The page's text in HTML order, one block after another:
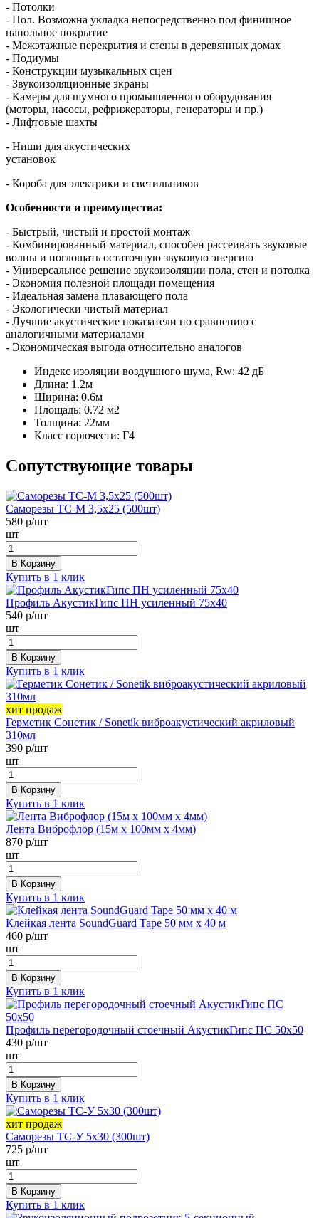
- Потолки
- Пол. Возможна укладка непосредственно под финишное
напольное покрытие
- Межэтажные перекрытия и стены в деревянных домах
- Подиумы
- Конструкции музыкальных сцен
- Звукоизоляционные экраны
- Камеры для шумного промышленного оборудования
(моторы, насосы, рефрижераторы, генераторы и пр.)
- Лифтовые шахты
- Ниши для акустических
установок
- Короба для электрики и светильников
Особенности и преимущества:
- Быстрый, чистый и простой монтаж
- Комбинированный материал, способен рассеивать звуковые
волны и поглощать остаточную звуковую энергию
- Универсальное решение звукоизоляции пола, стен и потолка
- Экономия полезной площади помещения
- Идеальная замена плавающего пола
- Экологически чистый материал
- Лучшие акустические показатели по сравнению с
аналогичными материалами
- Экономическая выгода относительно аналогов
Индекс изоляции воздушного шума, Rw: 42 дБ
Длина: 1.2м
Ширина: 0.6м
Площадь: 0.72 м2
Толщина: 22мм
Класс горючести: Г4
Сопутствующие товары
Саморезы ТС-М 3,5х25 (500шт)
580 р/шт
шт
В Корзину
Купить в 1 клик
Профиль АкустикГипс ПН усиленный 75х40
540 р/шт
шт
В Корзину
Купить в 1 клик
хит продаж
Герметик Сонетик / Sonetik виброакустический акриловый
310мл
390 р/шт
шт
В Корзину
Купить в 1 клик
Лента Виброфлор (15м х 100мм х 4мм)
870 р/шт
шт
В Корзину
Купить в 1 клик
Клейкая лента SoundGuard Tape 50 мм х 40 м
460 р/шт
шт
В Корзину
Купить в 1 клик
Профиль перегородочный стоечный АкустикГипс ПС 50х50
430 р/шт
шт
В Корзину
Купить в 1 клик
хит продаж
Саморезы ТС-У 5х30 (300шт)
725 р/шт
шт
В Корзину
Купить в 1 клик